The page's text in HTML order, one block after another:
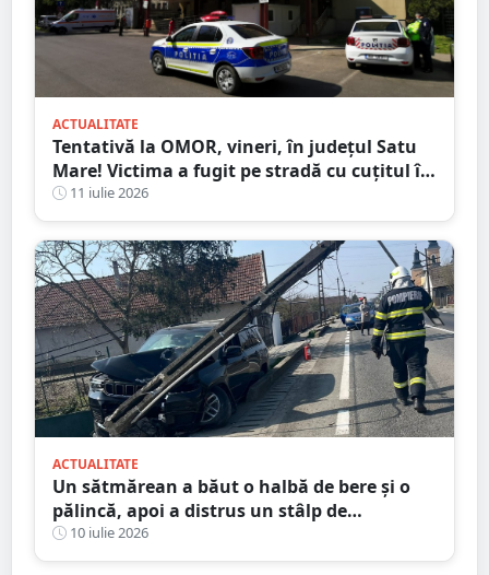
ACTUALITATE
Tentativă la OMOR, vineri, în județul Satu
Mare! Victima a fugit pe stradă cu cuțitul în
piept
11 iulie 2026
ACTUALITATE
Un sătmărean a băut o halbă de bere și o
pălincă, apoi a distrus un stâlp de
electricitate
10 iulie 2026